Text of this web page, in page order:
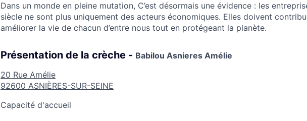
Dans un monde en pleine mutation, C’est désormais une évidence : les
siècle ne sont plus uniquement des acteurs économiques. Elles doivent
améliorer la vie de chacun d’entre nous tout en protégeant la planète.
Présentation de la crèche - Babilou Asnieres Amélie
20 Rue Amélie
92600 ASNIÈRES-SUR-SEINE
Capacité d'accueil